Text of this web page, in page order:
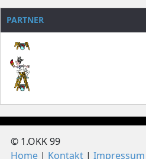
PARTNER
© 1.OKK 99
Home
Kontakt Impressum